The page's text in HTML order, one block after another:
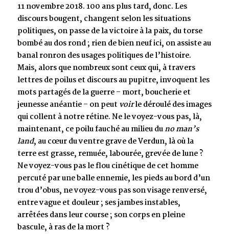
11 novembre 2018. 100 ans plus tard, donc. Les
discours bougent, changent selon les situations
politiques, on passe de la victoire à la paix, du torse
bombé au dos rond ; rien de bien neuf ici, on assiste au
banal ronron des usages politiques de l’histoire.
Mais, alors que nombreux sont ceux qui, à travers
lettres de poilus et discours au pupitre, invoquent les
mots partagés de la guerre – mort, boucherie et
jeunesse anéantie – on peut voirle déroulé des images
qui collent à notre rétine. Ne le voyez-vous pas, là,
maintenant, ce poilu fauché au milieu duno man’s
land, au cœur du ventre grave de Verdun, là où la
terre est grasse, remuée, labourée, grevée de lune ?
Ne voyez-vous pas le flou cinétique de cet homme
percuté par une balle ennemie, les pieds au bord d’un
trou d’obus, ne voyez-vous pas son visage renversé,
entre vague et douleur ; ses jambes instables,
arrêtées dans leur course ; son corps en pleine
bascule, à ras de la mort ?